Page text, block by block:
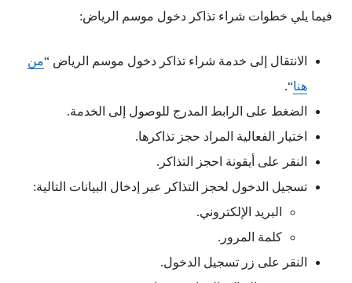
فيما يلي خطوات شراء تذاكر دخول موسم الرياض:
الانتقال إلى خدمة شراء تذاكر دخول موسم الرياض “من
هنا“.
الضغط على الرابط المدرج للوصول إلى الخدمة.
اختيار الفعالية المراد حجز تذاكرها.
النقر على أيقونة احجز التذاكر.
تسجيل الدخول لحجز التذاكر عبر إدخال البيانات التالية:
البريد الإلكتروني.
كلمة المرور.
النقر على زر تسجيل الدخول.